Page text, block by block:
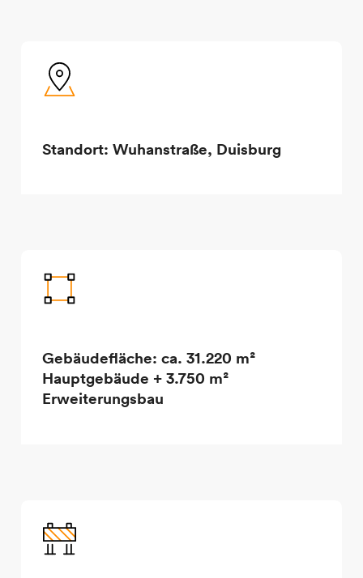
Standort: Wuhanstraße, Duisburg
Gebäudefläche: ca. 31.220 m²
Hauptgebäude + 3.750 m²
Erweiterungsbau